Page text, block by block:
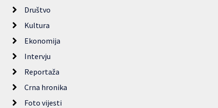
Društvo
Kultura
Ekonomija
Intervju
Reportaža
Crna hronika
Foto vijesti